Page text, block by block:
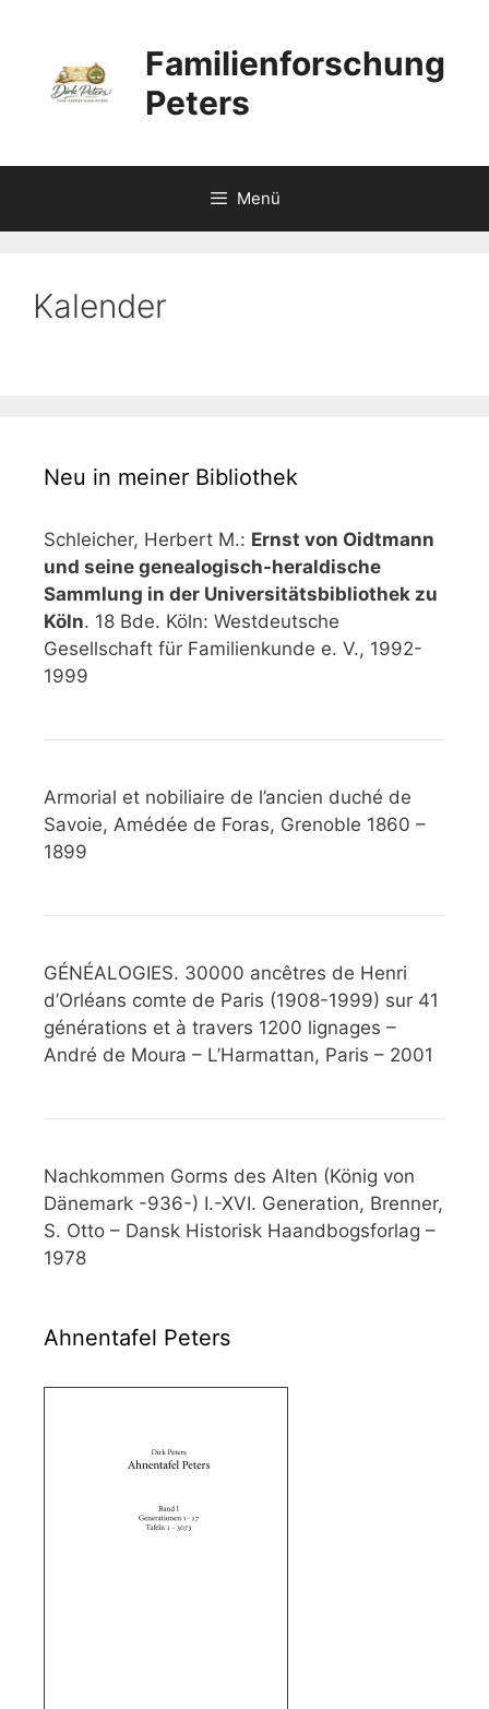
springen
Familienforschung
Peters
Menü
Kalender
Neu in meiner Bibliothek
Schleicher, Herbert M.: Ernst von Oidtmann
und seine genealogisch-heraldische
Sammlung in der Universitätsbibliothek zu
Köln. 18 Bde. Köln: Westdeutsche
Gesellschaft für Familienkunde e. V., 1992-
1999
Armorial et nobiliaire de l’ancien duché de
Savoie, Amédée de Foras, Grenoble 1860 –
1899
GÉNÉALOGIES. 30000 ancêtres de Henri
d’Orléans comte de Paris (1908-1999) sur 41
générations et à travers 1200 lignages –
André de Moura – L’Harmattan, Paris – 2001
Nachkommen Gorms des Alten (König von
Dänemark -936-) I.-XVI. Generation, Brenner,
S. Otto – Dansk Historisk Haandbogsforlag –
1978
Ahnentafel Peters